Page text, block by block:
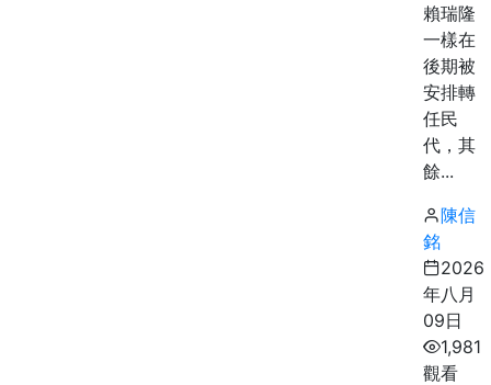
賴瑞隆
一樣在
後期被
安排轉
任民
代，其
餘...
陳信
銘
2026
年八月
09日
1,981
觀看